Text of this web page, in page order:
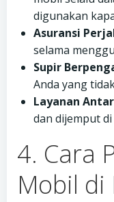
digunakan
Asuransi
selama
Supir
Anda yang
Layanan
dan dijemput
4. Cara
Mobil